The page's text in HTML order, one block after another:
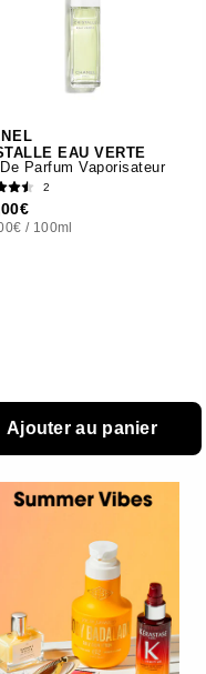
EAU VERTE
Parfum Vaporisateur
2
/ 100ml
Ajouter au panier